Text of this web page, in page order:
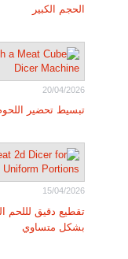
الحجم الكبير
20/04/2026
تبسيط تحضير
15/04/2026
تقطيع دقيق لللحم
بشكل متساوي